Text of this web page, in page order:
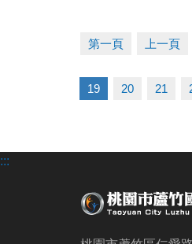
第一頁 上一頁
19 20 21
:::